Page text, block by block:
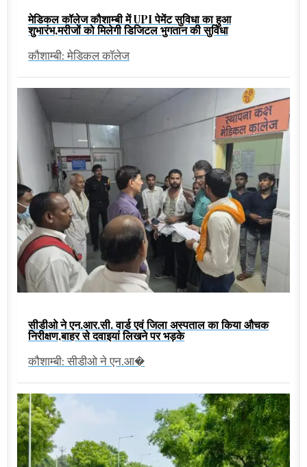
मेडिकल कॉलेज कौशाम्बी में UPI पेमेंट सुविधा का हुआ
शुभारंभ,मरीजों को मिलेगी डिजिटल भुगतान की सुविधा
कौशाम्बी: मेडिकल कॉलेज
सीडीओ ने एन.आर.सी. वार्ड एवं जिला अस्पताल का किया औचक
निरीक्षण,बाहर से दवाइयां लिखने पर भड़के
कौशाम्बी: सीडीओ ने एन.आ�